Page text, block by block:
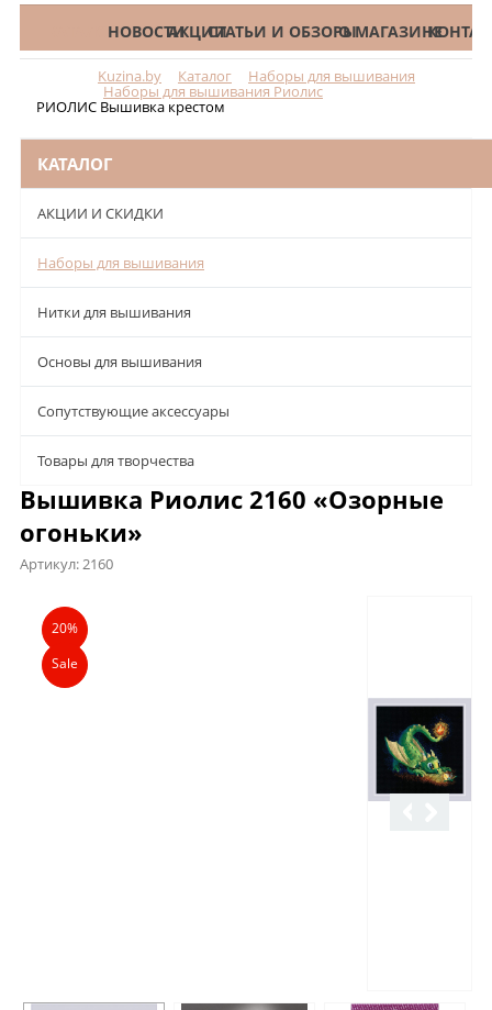
КАТАЛОГНОВОСТИАКЦИИСТАТЬИ И ОБЗОРЫО МАГАЗИНЕ
Kuzina.by Каталог Наборы для вышивания
Наборы для вышивания Риолис
РИОЛИС Вышивка крестом
КАТАЛОГ
АКЦИИ И СКИДКИ
Наборы для вышивания
Нитки для вышивания
Основы для вышивания
Сопутствующие аксессуары
Товары для творчества
Вышивка Риолис 2160 «Озорные
огоньки»
Артикул:2160
Описание
20%
Sale